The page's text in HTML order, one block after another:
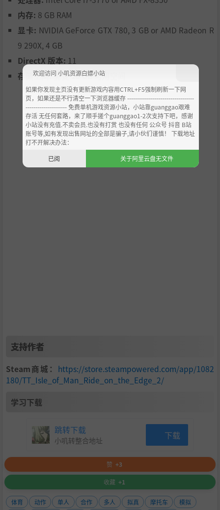
内存: 8 GB RAM
显卡: NVIDIA GeForce GTX 780, 3 GB or AMD Radeon R
9 290X, 4 GB
DirectX 版本: 11
存储空间:需要 18 GB 可用空间
支持作者
Steam商城： https://store.steampowered.com/app/1082
180/TT_Isle_of_Man_Ride_on_the_Edge_2/
学习下载
跳转下载
小叽转整合地址 下载
赞 +3
收藏 +1
体育 动作 单人 合作 多人 拟真 摩托车
模拟
欢迎访问 小叽资源白嫖小站
如果你发现主页没有更新游戏内容用CTRL+F5强制刷新一下网
页，如果还是不行清空一下浏览器缓存 ----------------------------------
--------------------- 免费单机游戏资源小站，小站靠guanggao艰难
存活 无任何套路，来了顺手搓个guanggao1-2次支持下吧，感谢
小站没有充值.不卖会员.也没有打赏 也没有任何 公众号 抖音 B站
账号等,如有发现出售网址的全部是骗子,请小伙们谨慎！ 下载地址
打不开解决办法：
已阅
关于阿里云盘无文件